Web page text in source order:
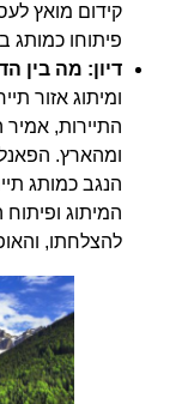
קידום מואץ
פיתוחו כמותג
דיון: מה בין
ומיתוג אזור
התיירות, אמיר
ומהארץ. הפאנל
הנגב כמותג
המיתוג ופיתוח
להצלחתו, והאופן